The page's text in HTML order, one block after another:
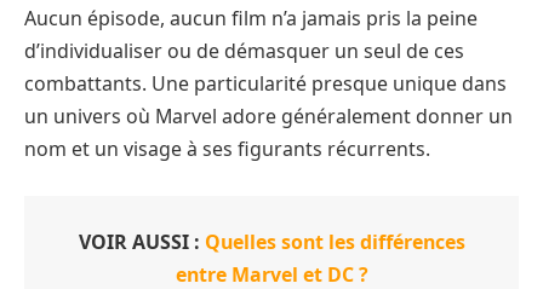
Aucun épisode, aucun film n’a jamais pris la peine
d’individualiser ou de démasquer un seul de ces
combattants. Une particularité presque unique dans
un univers où Marvel adore généralement donner un
nom et un visage à ses figurants récurrents.
VOIR AUSSI : Quelles sont les différences
entre Marvel et DC ?